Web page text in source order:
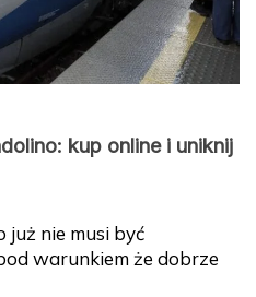
kup online i uniknij
już nie musi być
warunkiem że dobrze